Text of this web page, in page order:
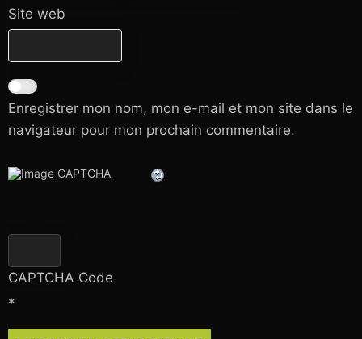
Site web
Enregistrer mon nom, mon e-mail et mon site dans le
navigateur pour mon prochain commentaire.
CAPTCHA Code
*